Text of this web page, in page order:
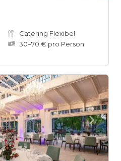
Catering Flexibel
30–70 € pro Person